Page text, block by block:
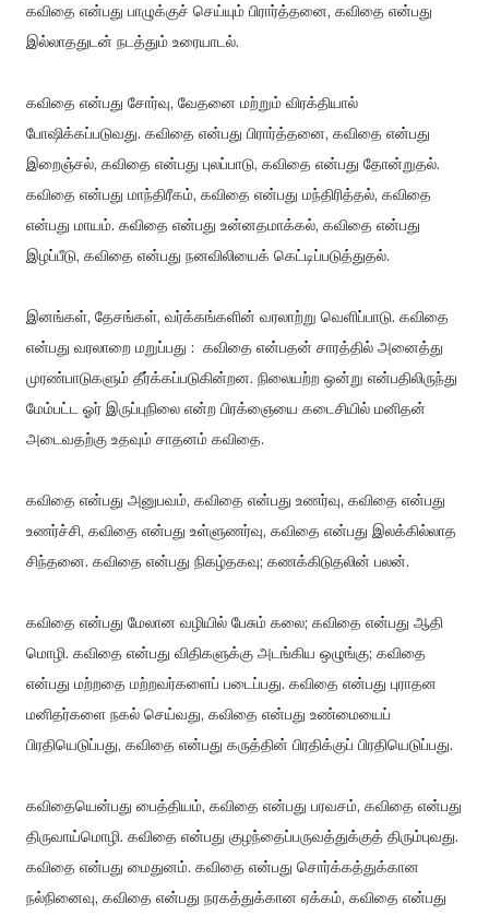
கவிதை என்பது பாழுக்குச் செய்யும் பிரார்த்தனை, கவிதை என்பது
இல்லாததுடன் நடத்தும் உரையாடல்.
கவிதை என்பது சோர்வு, வேதனை மற்றும் விரக்தியால்
போஷிக்கப்படுவது. கவிதை என்பது பிரார்த்தனை, கவிதை என்பது
இறைஞ்சல், கவிதை என்பது புலப்பாடு, கவிதை என்பது தோன்றுதல்.
கவிதை என்பது மாந்திரீகம், கவிதை என்பது மந்திரித்தல், கவிதை
என்பது மாயம். கவிதை என்பது உன்னதமாக்கல், கவிதை என்பது
இழப்பீடு, கவிதை என்பது நனவிலியைக் கெட்டிப்படுத்துதல்.
இனங்கள், தேசங்கள், வர்க்கங்களின் வரலாற்று வெளிப்பாடு. கவிதை
என்பது வரலாறை மறுப்பது : கவிதை என்பதன் சாரத்தில் அனைத்து
முரண்பாடுகளும் தீர்க்கப்படுகின்றன. நிலையற்ற ஒன்று என்பதிலிருந்து
மேம்பட்ட ஓர் இருப்புநிலை என்ற பிரக்ஞையை கடைசியில் மனிதன்
அடைவதற்கு உதவும் சாதனம் கவிதை.
கவிதை என்பது அனுபவம், கவிதை என்பது உணர்வு, கவிதை என்பது
உணர்ச்சி, கவிதை என்பது உள்ளுணர்வு, கவிதை என்பது இலக்கில்லாத
சிந்தனை. கவிதை என்பது நிகழ்தகவு; கணக்கிடுதலின் பலன்.
கவிதை என்பது மேலான வழியில் பேசும் கலை; கவிதை என்பது ஆதி
மொழி. கவிதை என்பது விதிகளுக்கு அடங்கிய ஒழுங்கு; கவிதை
என்பது மற்றதை மற்றவர்களைப் படைப்பது. கவிதை என்பது புராதன
மனிதர்களை நகல் செய்வது, கவிதை என்பது உண்மையைப்
பிரதியெடுப்பது, கவிதை என்பது கருத்தின் பிரதிக்குப் பிரதியெடுப்பது.
கவிதையென்பது பைத்தியம், கவிதை என்பது பரவசம், கவிதை என்பது
திருவாய்மொழி. கவிதை என்பது குழந்தைப்பருவத்துக்குத் திரும்புவது.
கவிதை என்பது மைதுனம். கவிதை என்பது சொர்க்கத்துக்கான
நல்நினைவு, கவிதை என்பது நரகத்துக்கான ஏக்கம், கவிதை என்பது